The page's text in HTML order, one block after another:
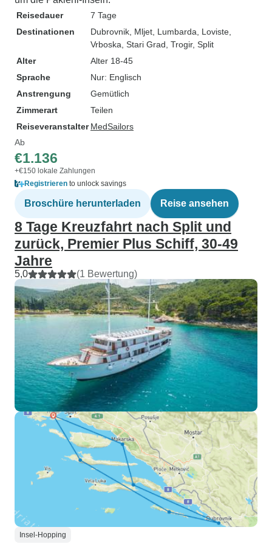
Reisedauer
7 Tage
Destinationen
Dubrovnik , Mljet , Lumbarda , Loviste
Vrboska , Stari Grad , Trogir, Split
Alter
Alter 18-45
Sprache
Nur: Englisch
Anstrengung
Gemütlich
Zimmerart
Teilen
Reiseveranstalter MedSailors
Ab
€1.136
+€150 lokale Zahlungen
Registrieren to unlock savings
Broschüre herunterladen Reise ansehen
8 Tage Kreuzfahrt nach Split und
zurück, Premier Plus Schiff, 30-49
Jahre
5,0 (1 Bewertung)
Insel-Hopping